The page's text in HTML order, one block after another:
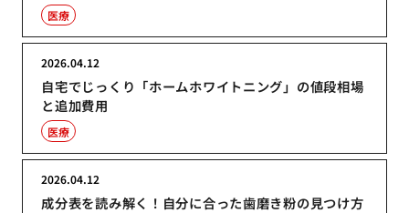
医療
自宅でじっくり「ホームホワイトニング」の値段相場
と追加費用
2026.04.12
医療
成分表を読み解く！自分に合った歯磨き粉の見つけ方
2026.04.12